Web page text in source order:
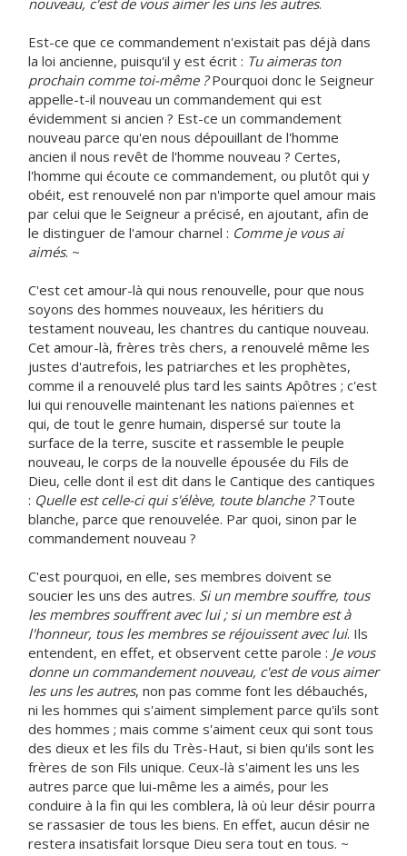
nouveau, c'est de vous aimer les uns les autres.
Est-ce que ce commandement n'existait pas déjà dans
la loi ancienne, puisqu'il y est écrit : Tu aimeras ton
prochain comme toi-même ?Pourquoi donc le Seigneur
appelle-t-il nouveau un commandement qui est
évidemment si ancien ? Est-ce un commandement
nouveau parce qu'en nous dépouillant de l'homme
ancien il nous revêt de l'homme nouveau ? Certes,
l'homme qui écoute ce commandement, ou plutôt qui y
obéit, est renouvelé non par n'importe quel amour mais
par celui que le Seigneur a précisé, en ajoutant, afin de
le distinguer de l'amour charnel : Comme je vous ai
aimés. ~
C'est cet amour-là qui nous renouvelle, pour que nous
soyons des hommes nouveaux, les héritiers du
testament nouveau, les chantres du cantique nouveau.
Cet amour-là, frères très chers, a renouvelé même les
justes d'autrefois, les patriarches et les prophètes,
comme il a renouvelé plus tard les saints Apôtres ; c'est
lui qui renouvelle maintenant les nations païennes et
qui, de tout le genre humain, dispersé sur toute la
surface de la terre, suscite et rassemble le peuple
nouveau, le corps de la nouvelle épousée du Fils de
Dieu, celle dont il est dit dans le Cantique des cantiques
: Quelle est celle-ci qui s'élève, toute blanche ?Toute
blanche, parce que renouvelée. Par quoi, sinon par le
commandement nouveau ?
C'est pourquoi, en elle, ses membres doivent se
soucier les uns des autres. Si un membre souffre, tous
les membres souffrent avec lui ; si un membre est à
l'honneur, tous les membres se réjouissent avec lui. Ils
entendent, en effet, et observent cette parole : Je vous
donne un commandement nouveau, c'est de vous aimer
les uns les autres, non pas comme font les débauchés,
ni les hommes qui s'aiment simplement parce qu'ils sont
des hommes ; mais comme s'aiment ceux qui sont tous
des dieux et les fils du Très-Haut, si bien qu'ils sont les
frères de son Fils unique. Ceux-là s'aiment les uns les
autres parce que lui-même les a aimés, pour les
conduire à la fin qui les comblera, là où leur désir pourra
se rassasier de tous les biens. En effet, aucun désir ne
restera insatisfait lorsque Dieu sera tout en tous. ~